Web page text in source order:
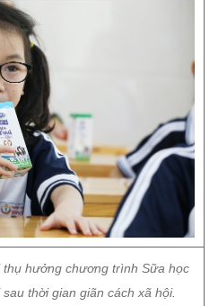
hưởng chương trình Sữa học
thời gian giãn cách xã hội.